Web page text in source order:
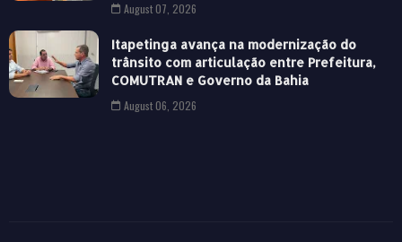
August 07, 2026
Itapetinga avança na modernização do
trânsito com articulação entre Prefeitura,
COMUTRAN e Governo da Bahia
August 06, 2026